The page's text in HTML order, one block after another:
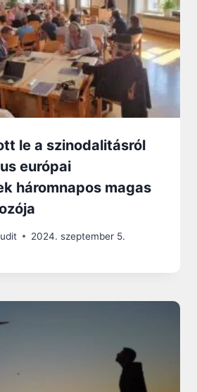
le a szinodalitásról
európai
háromnapos magas
2024. szeptember 5.